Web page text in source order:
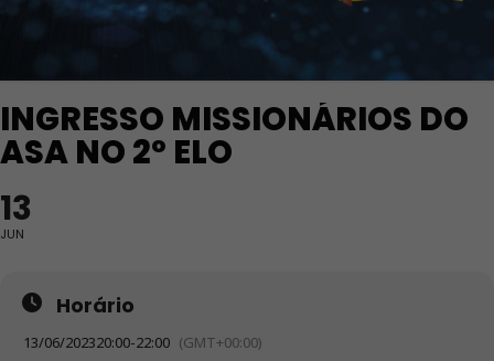
INGRESSO MISSIONÁRIOS DO
ASA NO 2º ELO
13
JUN
Horário
13/06/202320:00-22:00 (GMT+00:00)